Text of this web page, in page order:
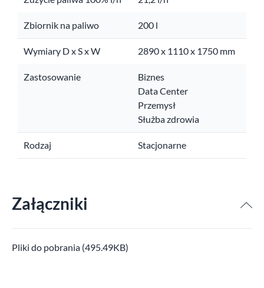
Zbiornik na paliwo 200 l
Wymiary D x S x W 2890 x 1110 x 1750 mm
Zastosowanie
Biznes
Data Center
Przemysł
Służba zdrowia
Rodzaj Stacjonarne
Załączniki
Pliki do pobrania (495.49KB)